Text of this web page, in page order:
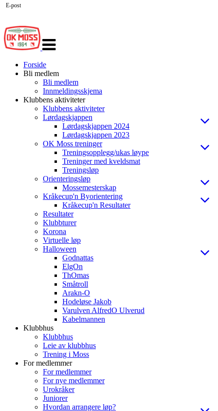
navigasjon
Forside
Bli medlem
Bli medlem
Innmeldingsskjema
Klubbens aktiviteter
Klubbens aktiviteter
Lørdagskjappen
Lørdagskjappen 2024
Lørdagskjappen 2023
OK Moss treninger
Treningsopplegg/ukas løype
Treninger med kveldsmat
Treningsløp
Orienteringsløp
Mossemesterskap
Kråkecup'n Byorientering
Kråkecup'n Resultater
Resultater
Klubbturer
Korona
Virtuelle løp
Halloween
Godnattas
ElgOn
ThOmas
Småtroll
Arakn-O
Hodeløse Jakob
Varulven AlfredO Ulverud
Kabelmannen
Klubbhus
Klubbhus
Leie av klubbhus
Trening i Moss
For medlemmer
For medlemmer
For nye medlemmer
Urokråker
Juniorer
Hvordan arrangere løp?
E-post